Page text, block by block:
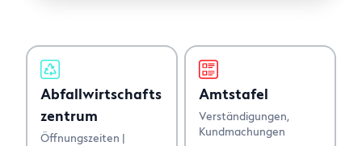
Politik
Anfragen
Abfallwirtschafts
zentrum
Öffnungszeiten |
Amtstafel
Verständigungen,
Kundmachungen